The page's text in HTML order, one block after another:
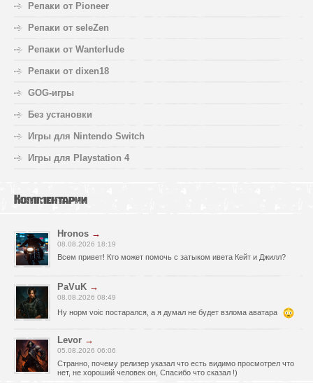
Репаки от Pioneer
Репаки от seleZen
Репаки от Wanterlude
Репаки от dixen18
GOG-игры
Без установки
Игры для Nintendo Switch
Игры для Playstation 4
Комментарии
Hronos →
08.08.2026 18:19
Всем привет! Кто может помочь с затыком ивета Кейт и Джилл?
PaVuK →
08.08.2026 08:49
Ну норм voic постарался, а я думал не будет взлома аватара
Levor →
05.08.2026 06:06
Странно, почему релизер указал что есть видимо просмотрел что
нет, не хороший человек он, Спасибо что сказал !)